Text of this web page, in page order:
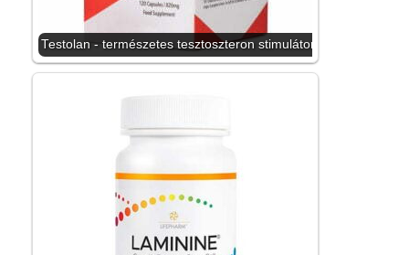
Testolan - természetes tesztoszteron stimulátor